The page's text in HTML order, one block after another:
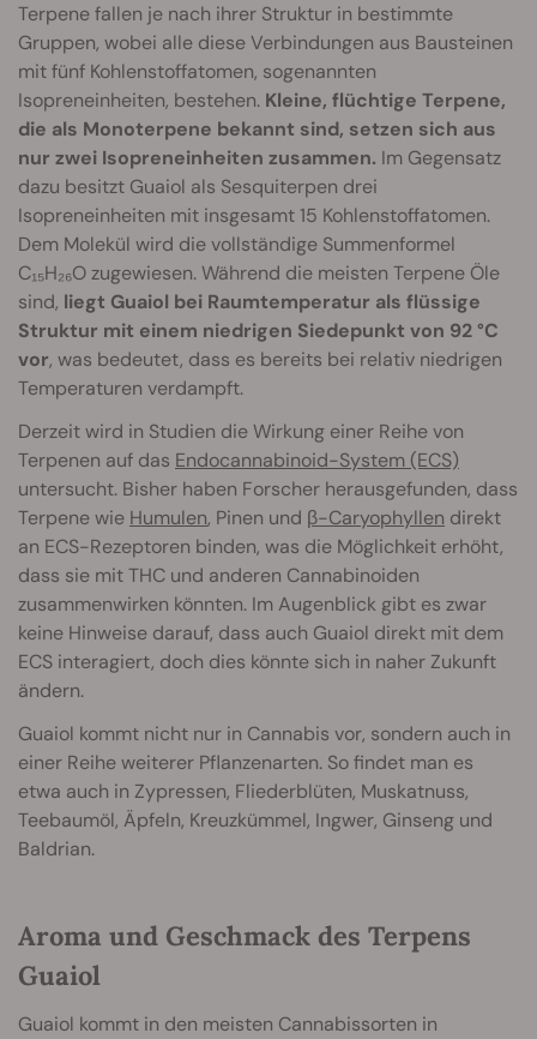
Terpene fallen je nach ihrer Struktur in bestimmte
Gruppen, wobei alle diese Verbindungen aus Bausteinen
mit fünf Kohlenstoffatomen, sogenannten
Isopreneinheiten, bestehen. Kleine, flüchtige Terpene,
die als Monoterpene bekannt sind, setzen sich aus
nur zwei Isopreneinheiten zusammen. Im Gegensatz
dazu besitzt Guaiol als Sesquiterpen drei
Isopreneinheiten mit insgesamt 15 Kohlenstoffatomen.
Dem Molekül wird die vollständige Summenformel
C₁₅H₂₆O zugewiesen. Während die meisten Terpene Öle
sind, liegt Guaiol bei Raumtemperatur als flüssige
Struktur mit einem niedrigen Siedepunkt von 92 °C
vor, was bedeutet, dass es bereits bei relativ niedrigen
Temperaturen verdampft.
Derzeit wird in Studien die Wirkung einer Reihe von
Terpenen auf das Endocannabinoid-System (ECS)
untersucht. Bisher haben Forscher herausgefunden, dass
Terpene wie Humulen, Pinen und β-Caryophyllen direkt
an ECS-Rezeptoren binden, was die Möglichkeit erhöht,
dass sie mit THC und anderen Cannabinoiden
zusammenwirken könnten. Im Augenblick gibt es zwar
keine Hinweise darauf, dass auch Guaiol direkt mit dem
ECS interagiert, doch dies könnte sich in naher Zukunft
ändern.
Guaiol kommt nicht nur in Cannabis vor, sondern auch in
einer Reihe weiterer Pflanzenarten. So findet man es
etwa auch in Zypressen, Fliederblüten, Muskatnuss,
Teebaumöl, Äpfeln, Kreuzkümmel, Ingwer, Ginseng und
Baldrian.
Aroma und Geschmack des Terpens
Guaiol
Guaiol kommt in den meisten Cannabissorten in